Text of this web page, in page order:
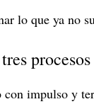
lo que ya no
con impulso y